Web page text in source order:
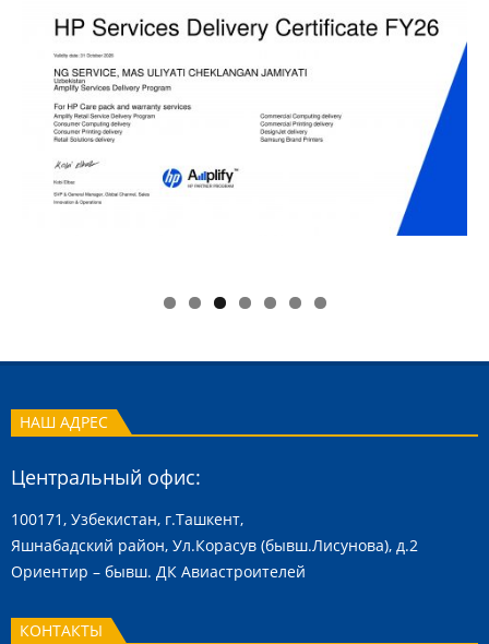
НАШ АДРЕС
Центральный офис:
100171, Узбекистан, г.Ташкент,
Яшнабадский район, Ул.Корасув (бывш.Лисунова), д.2
Ориентир – бывш. ДК Авиастроителей
КОНТАКТЫ